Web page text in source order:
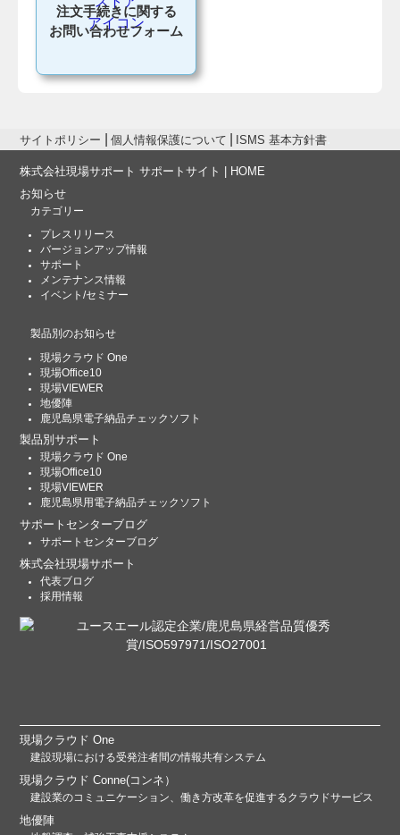
注文手続きに関する
お問い合わせフォーム
サイトポリシー 個人情報保護について ISMS 基本方針書
株式会社現場サポート サポートサイト | HOME
お知らせ
カテゴリー
プレスリリース
バージョンアップ情報
サポート
メンテナンス情報
イベント/セミナー
製品別のお知らせ
現場クラウド One
現場Office10
現場VIEWER
地優陣
鹿児島県電子納品チェックソフト
製品別サポート
現場クラウド One
現場Office10
現場VIEWER
鹿児島県用電子納品チェックソフト
サポートセンターブログ
サポートセンターブログ
株式会社現場サポート
代表ブログ
採用情報
現場クラウド One
建設現場における受発注者間の情報共有システム
現場クラウド Conne(コンネ）
建設業のコミュニケーション、働き方改革を促進するクラウドサービス
地優陣